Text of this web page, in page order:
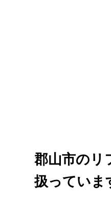
郡山市のリ
扱っていま